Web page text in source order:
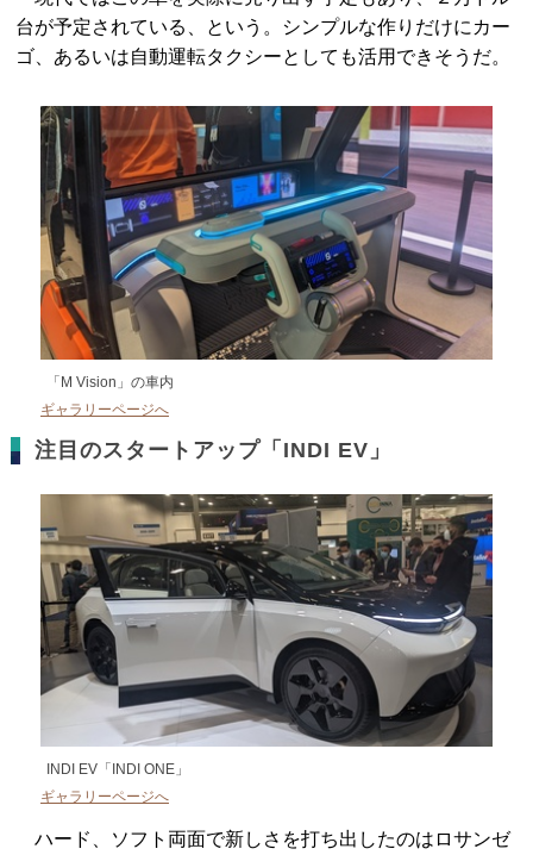
台が予定されている、という。シンプルな作りだけにカー
ゴ、あるいは自動運転タクシーとしても活用できそうだ。
「M Vision」の車内
ギャラリーページへ
注目のスタートアップ「INDI EV」
INDI EV「INDI ONE」
ギャラリーページへ
ハード、ソフト両面で新しさを打ち出したのはロサンゼ